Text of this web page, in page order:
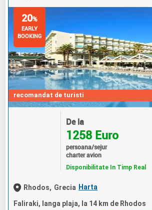
recomandat de turisti
20%
EARLY
BOOKING
De la
1258 Euro
persoana/sejur
charter avion
Disponibilitate In Timp Real
Rhodos, Grecia Harta
Faliraki, langa plaja, la 14 km de Rhodos